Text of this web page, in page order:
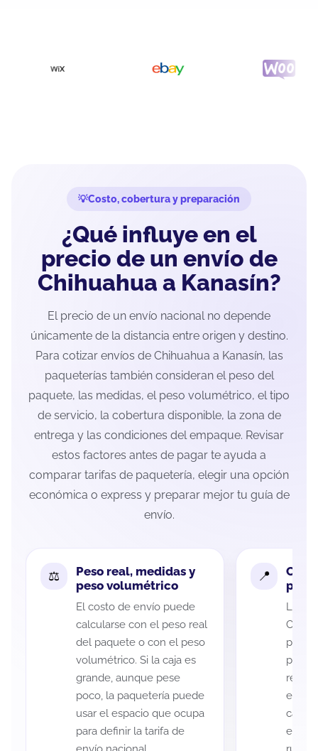
Costo, cobertura y preparación
¿Qué influye en el
precio de un envío de
Chihuahua a Kanasín?
El precio de un envío nacional no depende
únicamente de la distancia entre origen y destino.
Para cotizar envíos de Chihuahua a Kanasín, las
paqueterías también consideran el peso del
paquete, las medidas, el peso volumétrico, el tipo
de servicio, la cobertura disponible, la zona de
entrega y las condiciones del empaque. Revisar
estos factores antes de pagar te ayuda a
comparar tarifas de paquetería, elegir una opción
económica o express y preparar mejor tu guía de
envío.
Peso real, medidas y
peso volumétrico
El costo de envío puede
calcularse con el peso real
del paquete o con el peso
volumétrico. Si la caja es
grande, aunque pese
poco, la paquetería puede
usar el espacio que ocupa
para definir la tarifa de
La
cada
es